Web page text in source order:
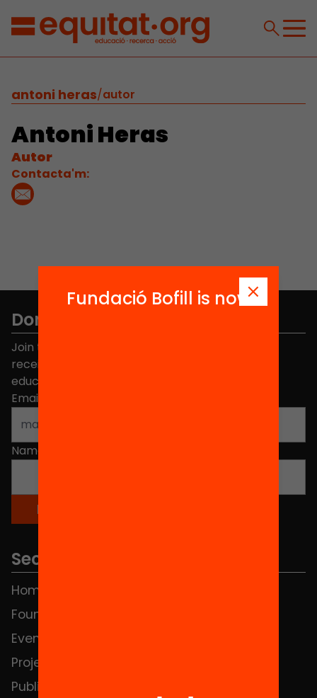
antoni heras/autor
Antoni Heras
Autor
Contacta'm:
Don't miss anything.
Join the more than 40,000 people who already
receive news about initiatives and projects for
educational change in Catalonia.
Email address
Name
Sections
Home
Foundation
Events
Projects
Publications and videos
Fundació Bofill is now